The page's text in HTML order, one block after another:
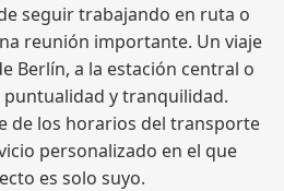
seguir trabajando en ruta o
reunión importante. Un viaje
Berlín, a la estación central o
y tranquilidad.
de los horarios del transporte
personalizado en el que
es solo suyo.